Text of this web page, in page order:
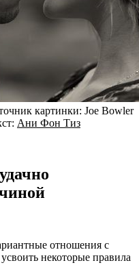
картинки: Joe Bowler
Ани Фон Тиз
отношения с
некоторые правила